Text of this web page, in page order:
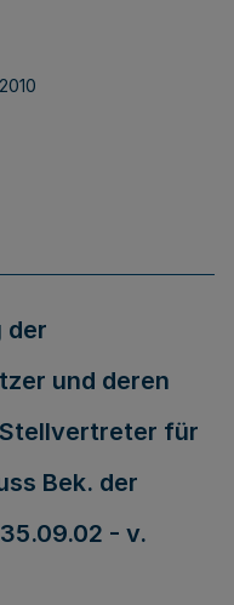
der
und deren
für
Bek. der
- v.